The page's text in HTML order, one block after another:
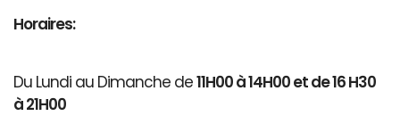
Horaires:
Du Lundi au Dimanche de11H00 à 14H00 et de 16 H30
à 21H00